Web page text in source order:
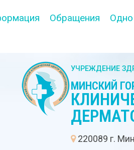
Обращения
УЧРЕЖДЕНИЕ
МИНСКИЙ
220089 г.